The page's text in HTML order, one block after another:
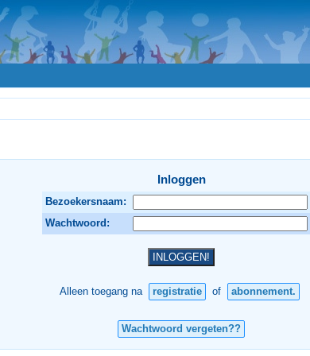
Inloggen
Bezoekersnaam:
Wachtwoord:
Alleen toegang na registratie of abonnement.
Wachtwoord vergeten??